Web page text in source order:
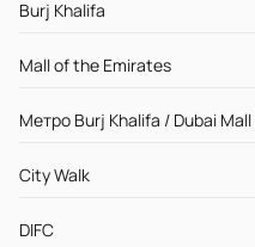
Burj Khalifa
Mall of the Emirates
Метро Burj Khalifa / Dubai Mall
City Walk
DIFC